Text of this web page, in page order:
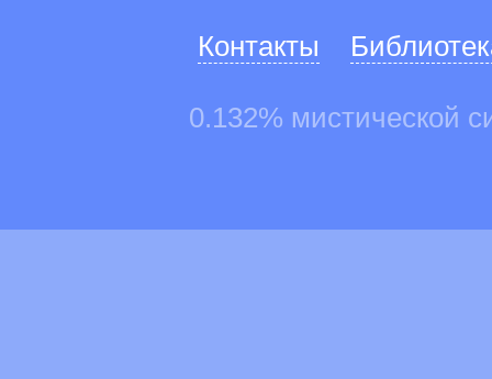
Контакты
0.132% мистической